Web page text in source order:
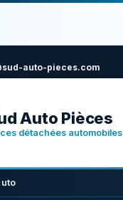
auto-pieces.com
Auto Pièces
détachées automobiles